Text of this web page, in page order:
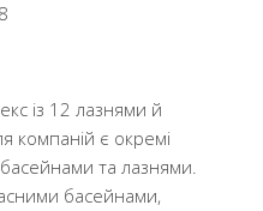
із 12 лазнями й
компаній є окремі
басейнами та лазнями.
басейнами,